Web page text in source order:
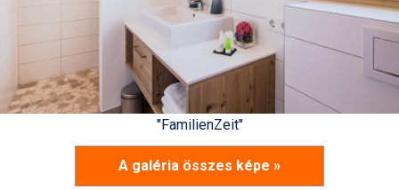
"FamilienZeit"
A galéria összes képe »